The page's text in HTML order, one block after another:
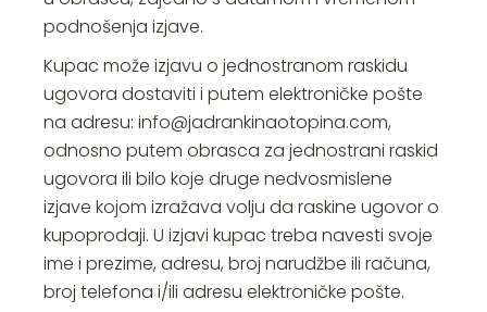
podnošenja izjave.
Kupac može izjavu o jednostranom raskidu
ugovora dostaviti i putem elektroničke pošte
na adresu:info@jadrankinaotopina.com,
odnosno putem obrasca za jednostrani raskid
ugovora ili bilo koje druge nedvosmislene
izjave kojom izražava volju da raskine ugovor o
kupoprodaji. U izjavi kupac treba navesti svoje
ime i prezime, adresu, broj narudžbe ili računa,
broj telefona i/ili adresu elektroničke pošte.